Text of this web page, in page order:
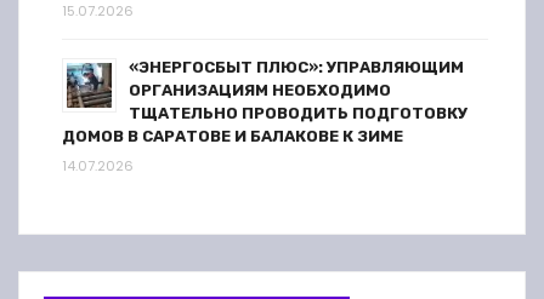
15.07.2026
«ЭНЕРГОСБЫТ ПЛЮС»: УПРАВЛЯЮЩИМ
ОРГАНИЗАЦИЯМ НЕОБХОДИМО
ТЩАТЕЛЬНО ПРОВОДИТЬ ПОДГОТОВКУ
ДОМОВ В САРАТОВЕ И БАЛАКОВЕ К ЗИМЕ
14.07.2026